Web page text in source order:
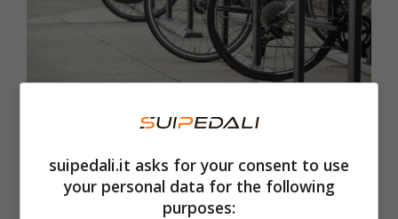
“bici esca” saranno parcheggiate
esatto in cui il mezzoinizierà a muoversi, il
dispositivo di localizzazione avviserà la
suipedali.it asks for your consent to use
your personal data for the following
purposes: